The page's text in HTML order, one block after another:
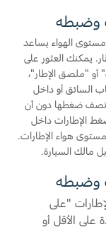
وضبطه
الهواء يساعد
يمكنك العثور على
"ملصق الإطار"،
السائق أو داخل
نصف ضغطها دون أن
الإطارات داخل
هواء الإطارات.
مالك السيارة.
وضبطه
"على
على الأقل أو